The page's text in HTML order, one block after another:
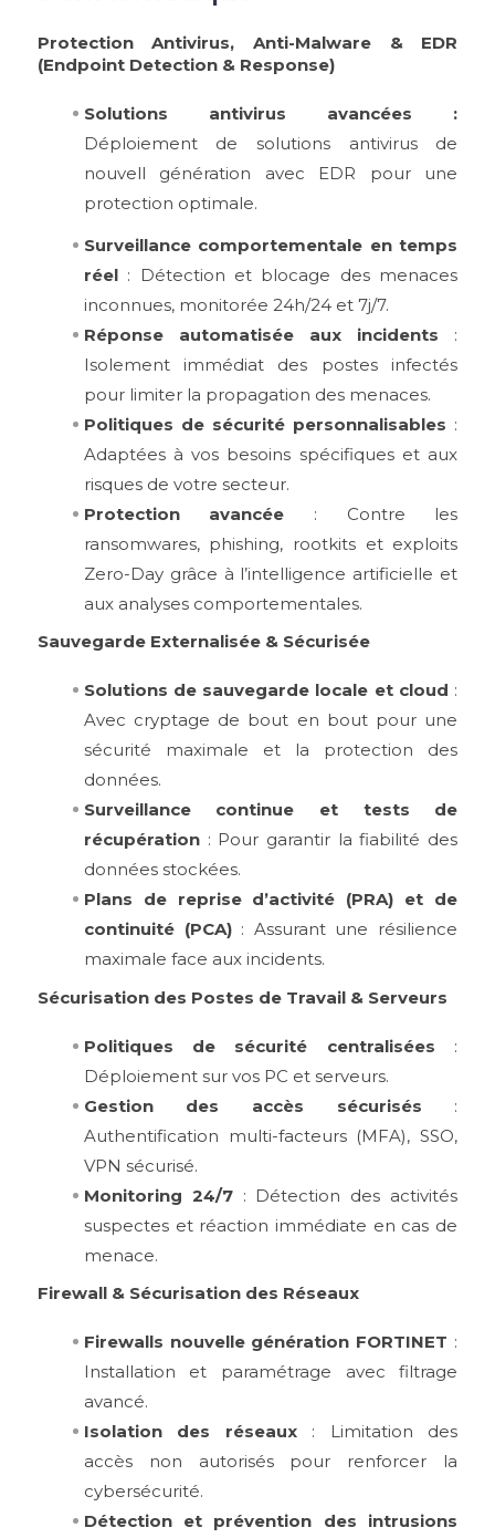
Protection Antivirus, Anti-Malware & EDR
(Endpoint Detection & Response)
Solutions antivirus avancées :
Déploiement de solutions antivirus de
nouvell génération avec EDR pour une
protection optimale.
Surveillance comportementale en temps
réel: Détection et blocage des menaces
inconnues, monitorée 24h/24 et 7j/7.
Réponse automatisée aux incidents :
Isolement immédiat des postes infectés
pour limiter la propagation des menaces.
Politiques de sécurité personnalisables :
Adaptées à vos besoins spécifiques et aux
risques de votre secteur.
Protection avancée : Contre les
ransomwares, phishing, rootkits et exploits
Zero-Day grâce à l’intelligence artificielle et
aux analyses comportementales.
Sauvegarde Externalisée & Sécurisée
Solutions de sauvegarde locale et cloud :
Avec cryptage de bout en bout pour une
sécurité maximale et la protection des
données.
Surveillance continue et tests de
récupération: Pour garantir la fiabilité des
données stockées.
Plans de reprise d’activité (PRA) et de
continuité (PCA): Assurant une résilience
maximale face aux incidents.
Sécurisation des Postes de Travail & Serveurs
Politiques de sécurité centralisées :
Déploiement sur vos PC et serveurs.
Gestion des accès sécurisés :
Authentification multi-facteurs (MFA), SSO,
VPN sécurisé.
Monitoring 24/7: Détection des activités
suspectes et réaction immédiate en cas de
menace.
Firewall & Sécurisation des Réseaux
Firewalls nouvelle génération FORTINET :
Installation et paramétrage avec filtrage
avancé.
Isolation des réseaux: Limitation des
accès non autorisés pour renforcer la
cybersécurité.
Détection et prévention des intrusions